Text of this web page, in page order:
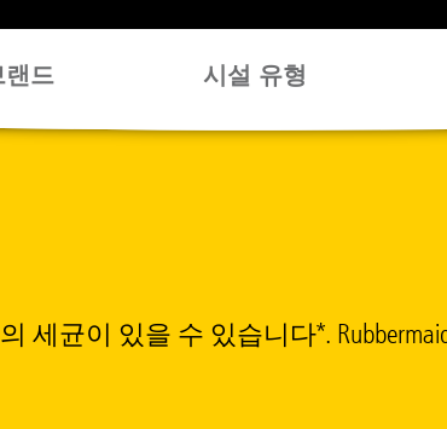
랜드 시설 유형
세균이 있을 수 있습니다*.